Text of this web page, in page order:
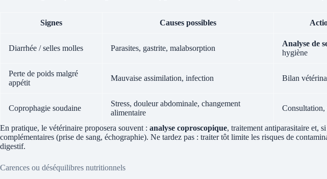
Signes Causes possibles
Diarrhée / selles molles Parasites, gastrite, malabsorption
Analyse de
hygiène
Perte de poids malgré
appétit
Mauvaise assimilation, infection Bilan
Coprophagie soudaine
Stress, douleur abdominale, changement
alimentaire
Consultation,
En pratique, le vétérinaire proposera souvent : analyse coproscopique, traitement antiparasitaire et,
complémentaires (prise de sang, échographie). Ne tardez pas : traiter tôt limite les risques de
digestif.
Carences ou déséquilibres nutritionnels